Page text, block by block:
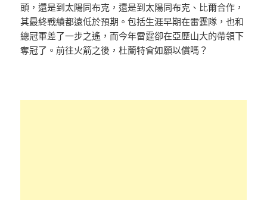
頭，還是到太陽同布克，還是到太陽同布克、比爾合作，
其最終戰績都遠低於預期。包括生涯早期在雷霆隊，也和
總冠軍差了一步之遙，而今年雷霆卻在亞歷山大的帶領下
奪冠了。前往火箭之後，杜蘭特會如願以償嗎？